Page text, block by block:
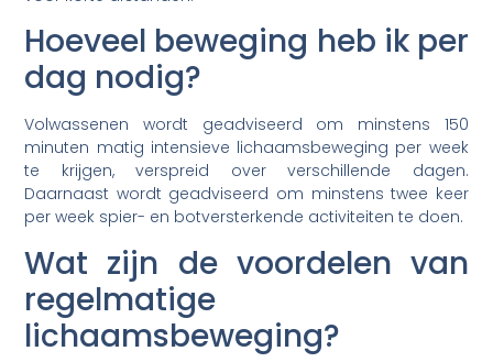
Hoeveel beweging heb ik per
dag nodig?
Volwassenen wordt geadviseerd om minstens 150
minuten matig intensieve lichaamsbeweging per week
te krijgen, verspreid over verschillende dagen.
Daarnaast wordt geadviseerd om minstens twee keer
per week spier- en botversterkende activiteiten te doen.
Wat zijn de voordelen van
regelmatige
lichaamsbeweging?